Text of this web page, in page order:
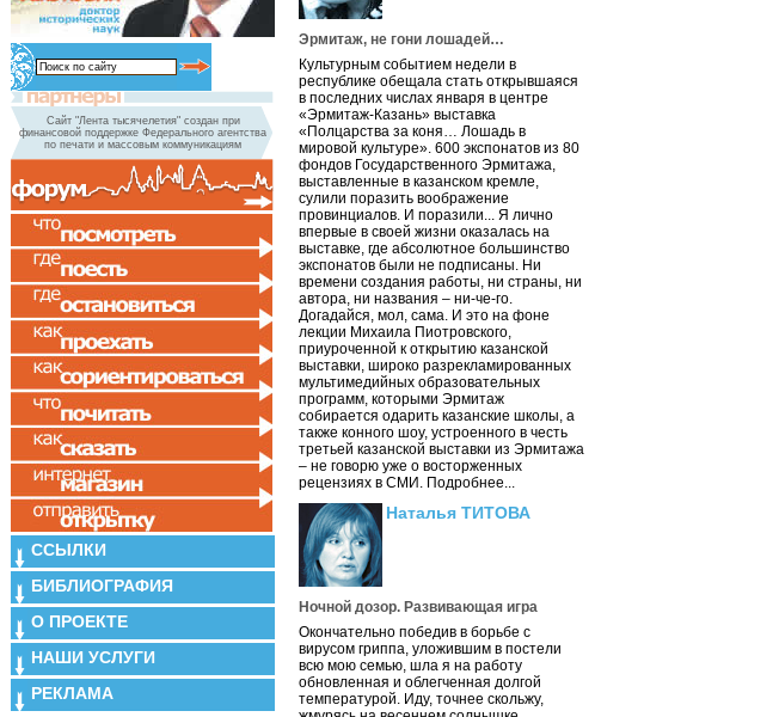
Эрмитаж, не гони лошадей…
Культурным событием недели в
республике обещала стать открывшаяся
в последних числах января в центре
«Эрмитаж-Казань» выставка
«Полцарства за коня… Лошадь в
мировой культуре». 600 экспонатов из 80
фондов Государственного Эрмитажа,
выставленные в казанском кремле,
сулили поразить воображение
провинциалов. И поразили... Я лично
впервые в своей жизни оказалась на
выставке, где абсолютное большинство
экспонатов были не подписаны. Ни
времени создания работы, ни страны, ни
автора, ни названия – ни-че-го.
Догадайся, мол, сама. И это на фоне
лекции Михаила Пиотровского,
приуроченной к открытию казанской
выставки, широко разрекламированных
мультимедийных образовательных
программ, которыми Эрмитаж
собирается одарить казанские школы, а
также конного шоу, устроенного в честь
третьей казанской выставки из Эрмитажа
– не говорю уже о восторженных
рецензиях в СМИ. Подробнее...
Наталья ТИТОВА
Ночной дозор. Развивающая игра
Окончательно победив в борьбе с
вирусом гриппа, уложившим в постели
всю мою семью, шла я на работу
обновленная и облегченная долгой
температурой. Иду, точнее скольжу,
Сайт "Лента тысячелетия" создан при
финансовой поддержке Федерального агентства
по печати и массовым коммуникациям
ССЫЛКИ
БИБЛИОГРАФИЯ
О ПРОЕКТЕ
НАШИ УСЛУГИ
РЕКЛАМА